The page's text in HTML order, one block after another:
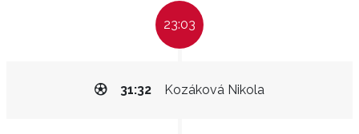
23:03
Kozáková Nikola
31:32